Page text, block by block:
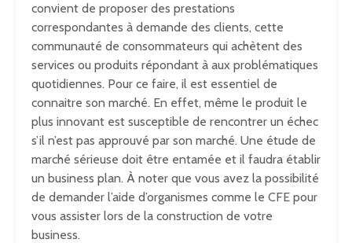
convient de proposer des prestations
correspondantes à demande des clients, cette
communauté de consommateurs qui achètent des
services ou produits répondant à aux problématiques
quotidiennes. Pour ce faire, il est essentiel de
connaitre son marché. En effet, même le produit le
plus innovant est susceptible de rencontrer un échec
s’il n’est pas approuvé par son marché. Une étude de
marché sérieuse doit être entamée et il faudra établir
un business plan. À noter que vous avez la possibilité
de demander l’aide d’organismes comme le CFE pour
vous assister lors de la construction de votre
business.